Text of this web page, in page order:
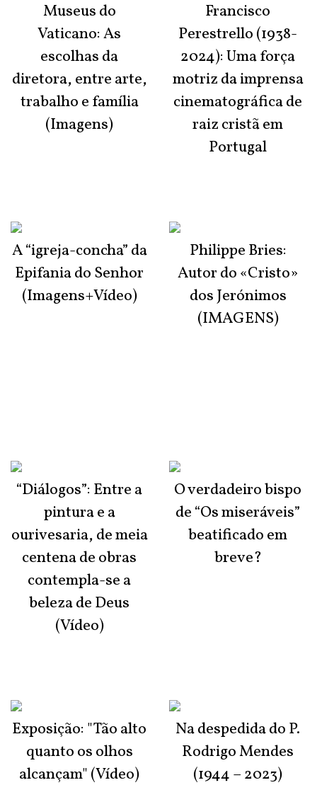
Museus do
Vaticano: As
escolhas da
diretora, entre arte,
trabalho e família
(Imagens)
A “igreja-concha” da
Epifania do Senhor
(Imagens+Vídeo)
“Diálogos”: Entre a
pintura e a
ourivesaria, de meia
centena de obras
contempla-se a
beleza de Deus
(Vídeo)
Exposição: "Tão alto
quanto os olhos
alcançam" (Vídeo)
Francisco
Perestrello (1938-
2024): Uma força
motriz da imprensa
cinematográfica de
raiz cristã em
Portugal
Philippe Bries:
Autor do «Cristo»
dos Jerónimos
(IMAGENS)
O verdadeiro bispo
de “Os miseráveis”
beatificado em
breve?
Na despedida do P.
Rodrigo Mendes
(1944 – 2023)